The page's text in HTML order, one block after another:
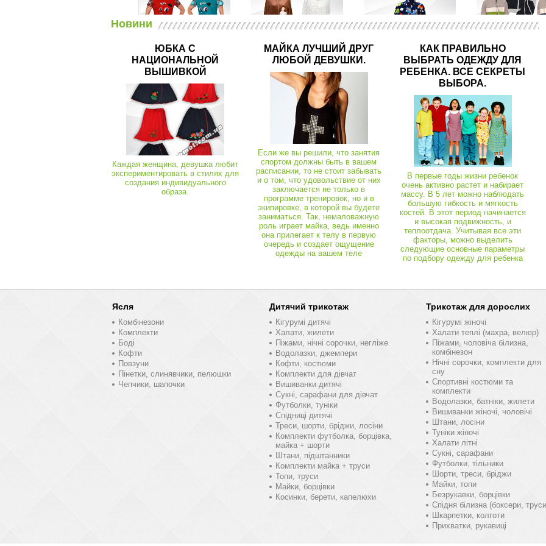
03373
Халати теплі (махра, велюр)
Халат жіночий Лінда велсофт
03527
Халати теплі (махра, велюр)
Халат кольоровий укорочений велсофт
Халати літні
Халат Зірка фулікра
03298
Спортивні костюми та комплекти
03626
Костюм Домашній велсофт
01326
Кофти, костюми
Костюм Бобка велсофт
Кофти, костюми
Новини
ЮБКА С
НАЦИОНАЛЬНОЙ
ВЫШИВКОЙ
Каждая женщина, девушка любит
экспериментировать в стилях для
создания индивидуального
образа.
МАЙКА ЛУЧШИЙ ДРУГ
ЛЮБОЙ ДЕВУШКИ.
Если же вы решили, что занятия
спортом должны быть в вашем
расписании, то не стоит забывать
и о том, что удовольствие от них
заключается не только в
программе тренировок, но и в
экипировке, в которой вы будете
заниматься. Так, немаловажную
роль играет майка, ведь именно
она прилегает к телу в первую
очередь и создает ощущение
одежды на вашем теле
КАК ПРАВИЛЬНО
ВЫБРАТЬ ОДЕЖДУ ДЛЯ
РЕБЕНКА. ВСЕ СЕКРЕТЫ
ВЫБОРА.
В первые годы жизни ребенок
очень активно растет и набирает
массу. В 5 лет можно наблюдать
большую гибкость и мягкость
костей. В этот период начинается
и высокая подвижность, и
теплоотдача. Учитывая все эти
факторы, можно выделить
следующие основные параметры
по подбору одежду для ребенка
Ясля
Комбінезони
Комплекти
Боді
Кофти
Повзуни
Пінетки, слинявчики, пелюшки
Чепчики, шапочки
Дитячий трикотаж
Кігурумі дитячі
Халати, жилети
Піжами, нічні сорочки, негліже
Водолазки, джемпери
Кофти, костюми
Комплекти для дівчат
Вишиванки дитячі
Сукні, сарафани для дівчат
Футболки, туніки
Спідниці дитячі
Треси, шорти, бріджи, лосіни
Комплекти футболка, борцівка,
майка + шорти
Штани, підштанники
Комплекти майка + труси
Топи, труси
Майки, борцівки
Косинки, берети, капелюхи
Трикотаж для дорослих
Кігурумі жіночі
Халати теплі (махра, велюр)
Піжами, чоловіча білизна,
комбінезон
Нічні сорочки, комплекти для
сну
Спортивні костюми та
комплекти
Водолазки, батніки, жилети
Вишиванки жіночі, чоловічі
Штани, лосіни
Туніки жіночі
Халати літні
Сукні, сарафани
Футболки, тільники
Шорти, треси, бріджи
Майки, топи
Безрукавки, борцівки
Спідня білизна (боксери,
Шкарпетки, колготи
Прихватки, рукавиці